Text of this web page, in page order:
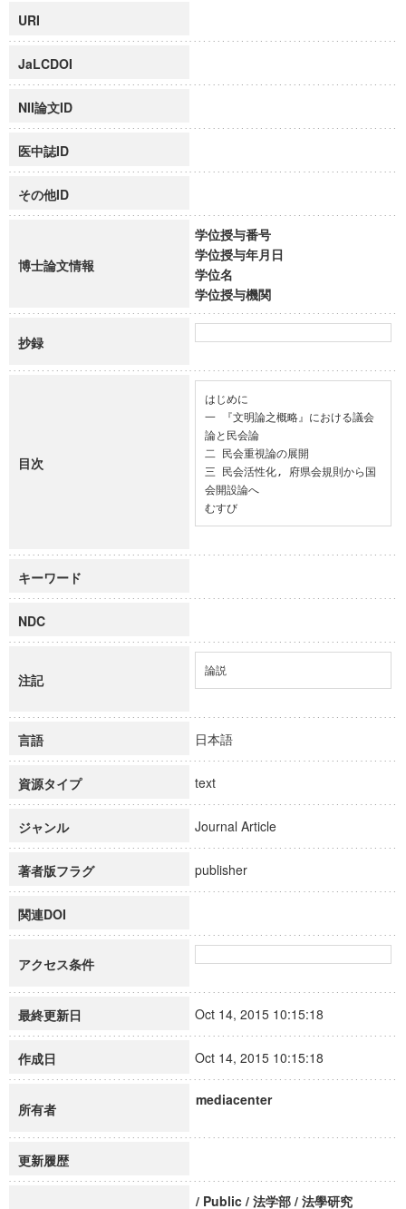
URI
JaLCDOI
NII論文ID
医中誌ID
その他ID
博士論文情報
学位授与番号
学位授与年月日
学位名
学位授与機関
抄録
目次
はじめに
一 『文明論之概略』における議会
論と民会論
二 民会重視論の展開
三 民会活性化, 府県会規則から国
会開設論へ
むすび
キーワード
NDC
注記
論説
言語 日本語
資源タイプ text
ジャンル Journal Article
著者版フラグ publisher
関連DOI
アクセス条件
最終更新日 Oct 14, 2015 10:15:18
作成日 Oct 14, 2015 10:15:18
所有者
mediacenter
更新履歴
/ Public / 法学部 / 法學研究